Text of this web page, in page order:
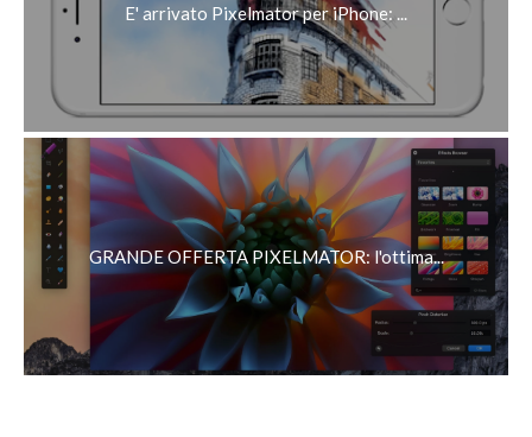
E' arrivato Pixelmator per iPhone: ...
GRANDE OFFERTA PIXELMATOR: l'ottima...